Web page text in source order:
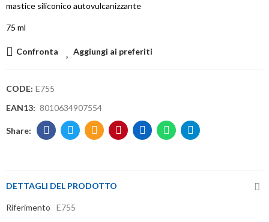
mastice siliconico autovulcanizzante
75 ml
Confronta Aggiungi ai preferiti
CODE: E755
EAN13: 8010634907554
DETTAGLI DEL PRODOTTO
Riferimento E755